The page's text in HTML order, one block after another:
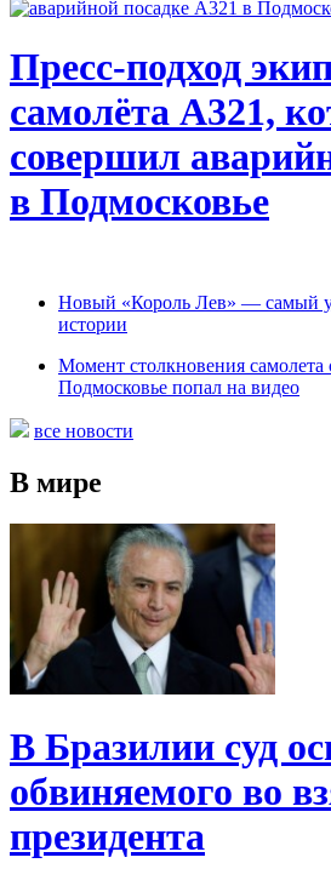
Пресс-подход
самолёта А321,
совершил
в Подмосковье
Новый «Король Лев» — самый
истории
Момент столкновения самолета
Подмосковье попал на видео
все новости
В мире
В Бразилии суд
обвиняемого во
президента